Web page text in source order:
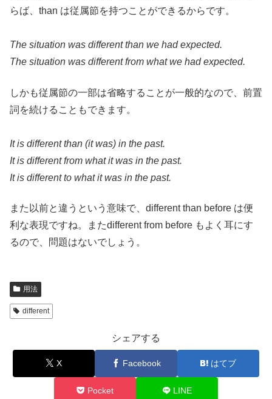
らば、than は従属節を持つことができるからです。
The situation was different than we had expected.
The situation was different from what we had expected.
しかも従属節の一部は省略することが一般的なので、前置
詞を続けることもできます。
It is different than (it was) in the past.
It is different from what it was in the past.
It is different to what it was in the past.
また以前と違うという意味で、different than before は便
利な表現ですね。またdifferent from before もよく耳にす
るので、問題はないでしょう。
用法
different
シェアする
X Facebook はてブ
Pocket LINE